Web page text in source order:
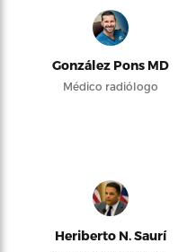
González Pons MD
Médico radiólogo
Heriberto N. Saurí